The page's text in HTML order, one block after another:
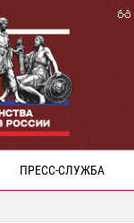
ПРЕСС-СЛУЖБА